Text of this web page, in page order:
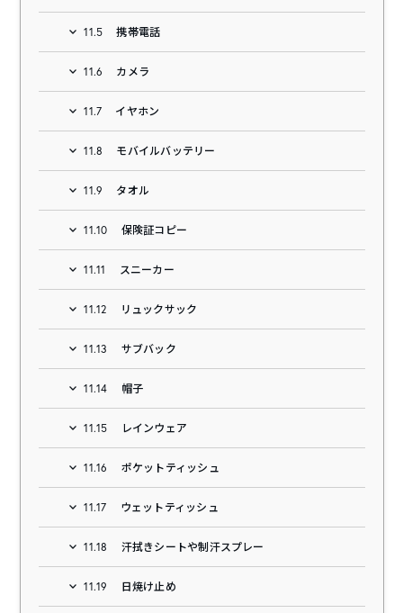
11.5 携帯電話
11.6 カメラ
11.7 イヤホン
11.8 モバイルバッテリー
11.9 タオル
11.10 保険証コピー
11.11 スニーカー
11.12 リュックサック
11.13 サブバック
11.14 帽子
11.15 レインウェア
11.16 ポケットティッシュ
11.17 ウェットティッシュ
11.18 汗拭きシートや制汗スプレー
11.19 日焼け止め